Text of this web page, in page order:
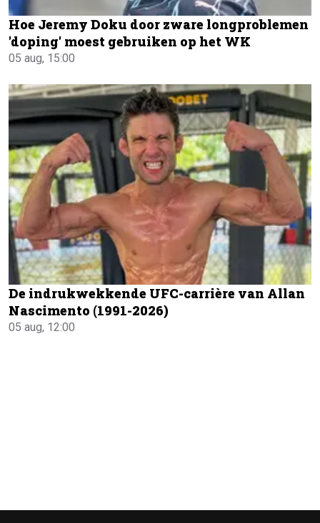
Hoe Jeremy Doku door zware longproblemen
'doping' moest gebruiken op het WK
05 aug, 15:00
De indrukwekkende UFC-carrière van Allan
Nascimento (1991-2026)
05 aug, 12:00